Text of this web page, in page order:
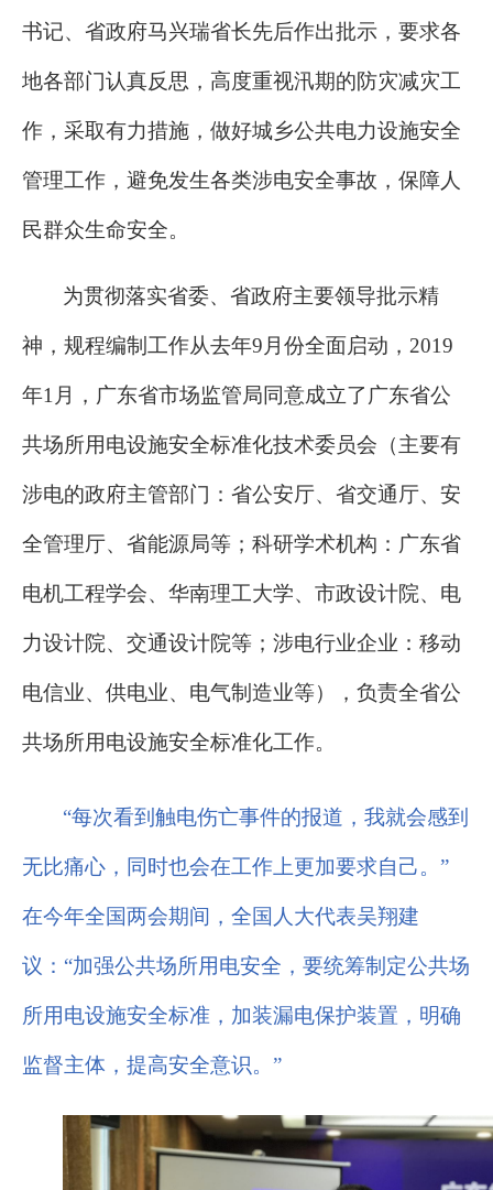
书记、省政府马兴瑞省长先后作出批示，要求各
地各部门认真反思，高度重视汛期的防灾减灾工
作，采取有力措施，做好城乡公共电力设施安全
管理工作，避免发生各类涉电安全事故，保障人
民群众生命安全。
为贯彻落实省委、省政府主要领导批示精
神，规程编制工作从去年9月份全面启动，2019
年1月，广东省市场监管局同意成立了广东省公
共场所用电设施安全标准化技术委员会（主要有
涉电的政府主管部门：省公安厅、省交通厅、安
全管理厅、省能源局等；科研学术机构：广东省
电机工程学会、华南理工大学、市政设计院、电
力设计院、交通设计院等；涉电行业企业：移动
电信业、供电业、电气制造业等），负责全省公
共场所用电设施安全标准化工作。
“每次看到触电伤亡事件的报道，我就会感到
无比痛心，同时也会在工作上更加要求自己。”
在今年全国两会期间，全国人大代表吴翔建
议：“加强公共场所用电安全，要统筹制定公共场
所用电设施安全标准，加装漏电保护装置，明确
监督主体，提高安全意识。”